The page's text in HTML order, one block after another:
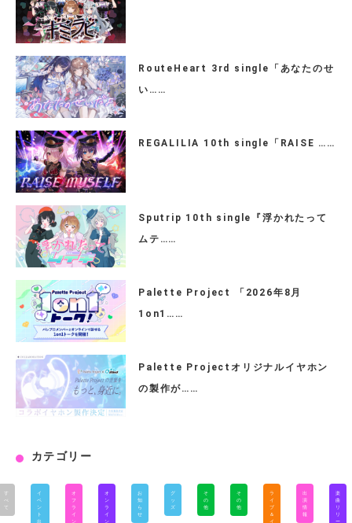
RouteHeart 3rd single「あなたのせ
い……
REGALILIA 10th single「RAISE ……
Sputrip 10th single『浮かれたって
ムテ……
Palette Project 「2026年8月
1on1……
Palette Projectオリジナルイヤホン
の製作が……
カテゴリー
す
べ
て
イ
ベ
ン
ト
出
オ
フ
ラ
イ
ン
オ
ン
ラ
イ
ン
お
知
ら
せ
グ
ッ
ズ
そ
の
他
そ
の
他
ラ
イ
ブ
＆
イ
出
演
情
報
楽
曲
リ
リ
ー